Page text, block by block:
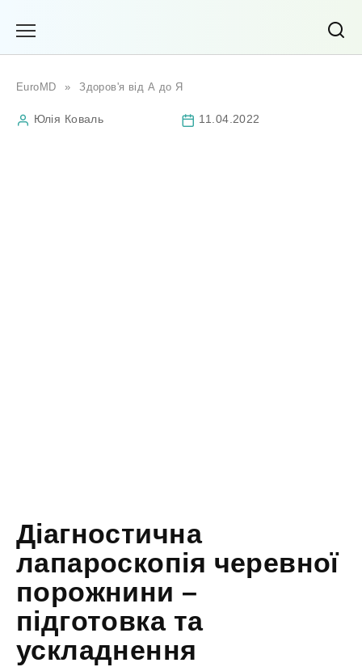
EuroMD » Здоров'я від А до Я
Юлія Коваль 11.04.2022
Діагностична
лапароскопія черевної
порожнини –
підготовка та
ускладнення